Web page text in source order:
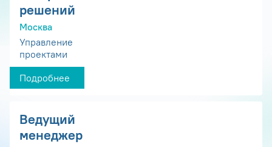
решений
Москва
Управление
проектами
Подробнее
Ведущий
менеджер